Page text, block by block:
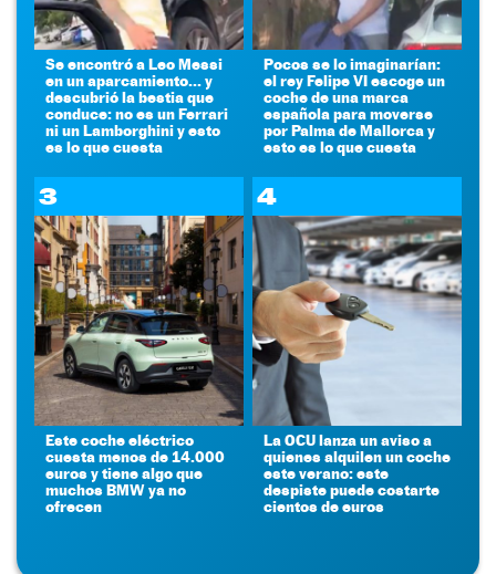
Se encontró a Leo Messi
en un aparcamiento... y
descubrió la bestia que
conduce: no es un Ferrari
ni un Lamborghini y esto
es lo que cuesta
Pocos se lo imaginarían:
el rey Felipe VI escoge un
coche de una marca
española para moverse
por Palma de Mallorca y
esto es lo que cuesta
3
Este coche eléctrico
cuesta menos de 14.000
euros y tiene algo que
muchos BMW ya no
ofrecen
4
La OCU lanza un aviso a
quienes alquilen un coche
este verano: este
despiste puede costarte
cientos de euros